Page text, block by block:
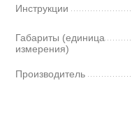
Инструкции
Габариты (единица
измерения)
Производитель